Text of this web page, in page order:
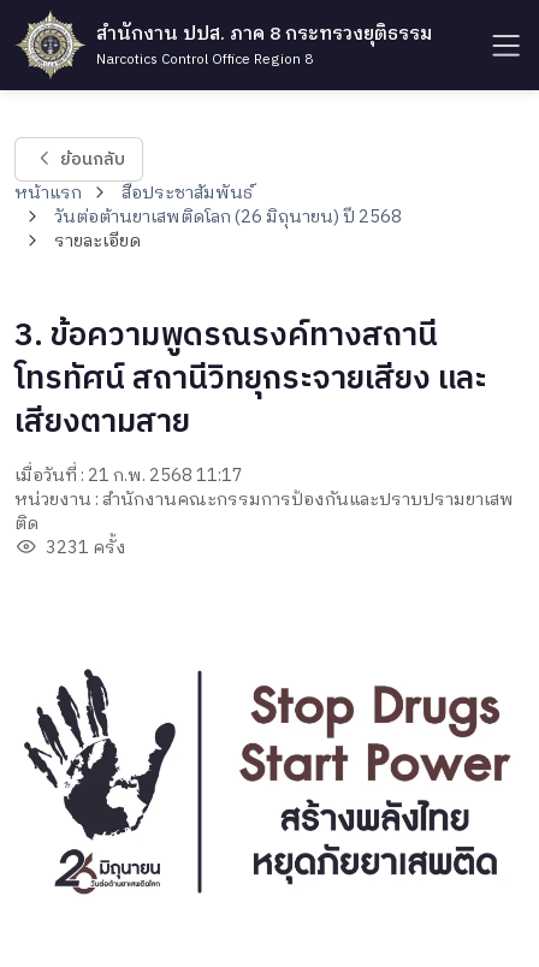
สำนักงาน ปปส. ภาค 8 กระทรวงยุติธรรม
Narcotics Control Office Region 8
ย้อนกลับ
หน้าแรก
สื่อประชาสัมพันธ์
วันต่อต้านยาเสพติดโลก (26 มิถุนายน) ปี 2568
รายละเอียด
3. ข้อความพูดรณรงค์ทางสถานี
โทรทัศน์ สถานีวิทยุกระจายเสียง และ
เสียงตามสาย
เมื่อวันที่ : 21 ก.พ. 2568 11:17
หน่วยงาน : สำนักงานคณะกรรมการป้องกันและปราบปรามยาเสพ
ติด
3231 ครั้ง